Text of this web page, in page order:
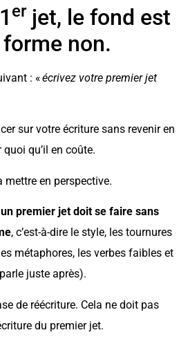
erjet, le fond est
non.
: «écrivez votre premier jet
sur votre écriture sans revenir en
qu’il en coûte.
mettre en perspective.
premier jet doit se faire sans
, c’est-à-dire le style, les tournures
métaphores, les verbes faibles et
juste après).
de réécriture. Cela ne doit pas
du premier jet.